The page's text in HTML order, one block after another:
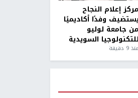
مركز إعلام النجاح
يستضيف وفدًا أكاديميًا
من جامعة لوليو
للتكنولوجيا السويدية
منذ 9 دقيقة